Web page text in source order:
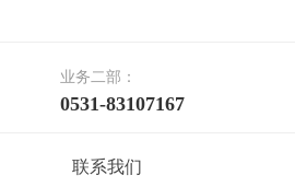
业务二部：
0531-83107167
联系我们